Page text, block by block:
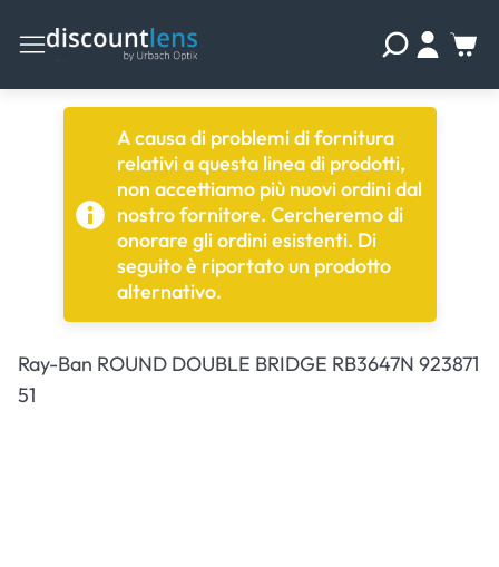
A causa di problemi di fornitura
relativi a questa linea di prodotti,
non accettiamo più nuovi ordini dal
nostro fornitore. Cercheremo di
onorare gli ordini esistenti. Di
seguito è riportato un prodotto
alternativo.
Ray-Ban ROUND DOUBLE BRIDGE RB3647N 923871
51